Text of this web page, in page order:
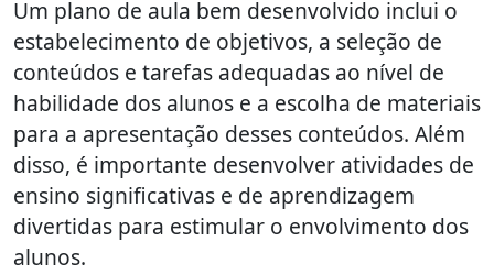
Um plano de aula bem desenvolvido inclui o
estabelecimento de objetivos, a seleção de
conteúdos e tarefas adequadas ao nível de
habilidade dos alunos e a escolha de materiais
para a apresentação desses conteúdos. Além
disso, é importante desenvolver atividades de
ensino significativas e de aprendizagem
divertidas para estimular o envolvimento dos
alunos.